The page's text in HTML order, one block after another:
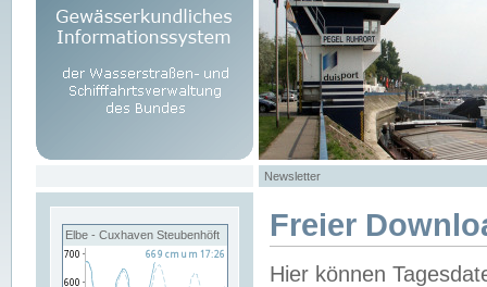
Newsletter
Elbe - Cuxhaven Steubenhöft Freier
Hier können